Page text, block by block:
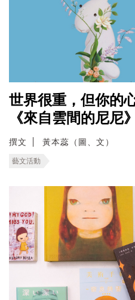
世界很重，但你的
《來自雲間的尼尼
撰文 黃本蕊（圖、文）
藝文活動